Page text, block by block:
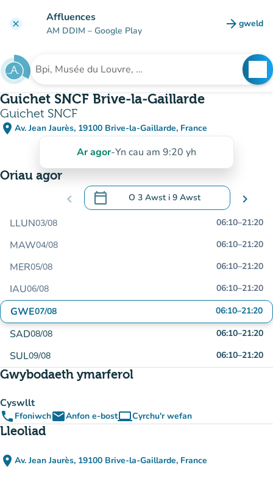
clear Affluences
AM DDIM – Google Play arrow_forward gweld
(tab
Chwilio am sefydliad
Guichet SNCF Brive-la-Gaillarde
Guichet SNCF
place Av. Jean Jaurès, 19100 Brive-la-Gaillarde, France
(agor yn Google Maps)
(tab newydd)
Ar agor-Yn cau am 9:20 yh
Oriau agor
chevron_left calendar_today O 3 Awst i 9 Awst
.Agor y calendr i newid dyddiadau chevron_right
LLUN03/08 06:10–21:20
MAW04/08 06:10–21:20
MER05/08 06:10–21:20
IAU06/08 06:10–21:20
GWE07/08 06:10–21:20
SAD08/08 06:10–21:20
SUL09/08 06:10–21:20
Gwybodaeth ymarferol
Cyswllt
phone FfoniwchemailAnfon e-bostcomputerCyrchu'r wefan
(tab newydd)
Lleoliad
place Av. Jean Jaurès, 19100 Brive-la-Gaillarde, France
(agor yn Google Maps)
(tab newydd)